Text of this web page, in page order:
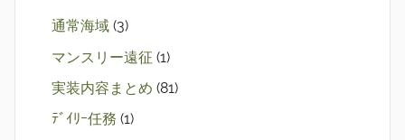
通常海域 (3)
マンスリー遠征 (1)
実装内容まとめ (81)
ﾃﾞｲﾘｰ任務 (1)